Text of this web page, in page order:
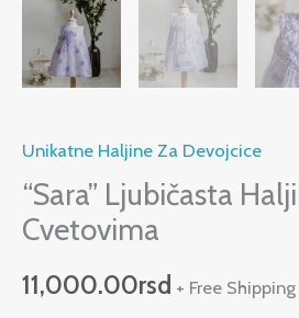
Unikatne Haljine Za Devojcice
“Sara” Ljubičasta
Cvetovima
11,000.00rsd + Free Shipping